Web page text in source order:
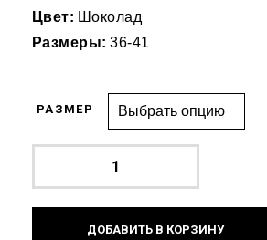
Цвет: Шоколад
Размеры:36-41
РАЗМЕР
ДОБАВИТЬ В КОРЗИНУ